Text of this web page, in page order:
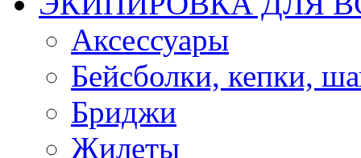
Аксессуары
Бейсболки, кепки,
Бриджи
Жилеты